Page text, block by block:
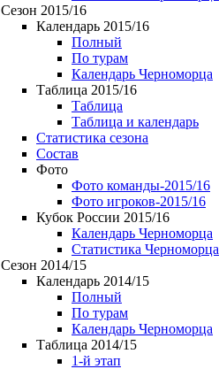
Сезон 2015/16
Календарь 2015/16
Полный
По турам
Календарь Черноморца
Таблица 2015/16
Таблица
Таблица и календарь
Статистика сезона
Состав
Фото
Фото команды-2015/16
Фото игроков-2015/16
Кубок России 2015/16
Календарь Черноморца
Статистика Черноморца
Сезон 2014/15
Календарь 2014/15
Полный
По турам
Календарь Черноморца
Таблица 2014/15
1-й этап